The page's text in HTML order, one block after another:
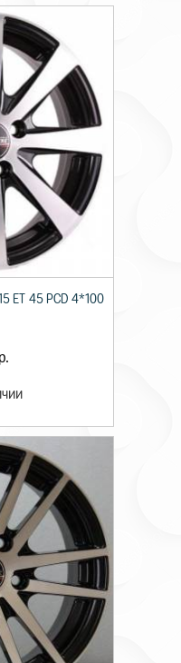
ET 45 PCD 4*100
р.